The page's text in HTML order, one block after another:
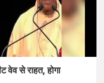
वेव से राहत, होगा